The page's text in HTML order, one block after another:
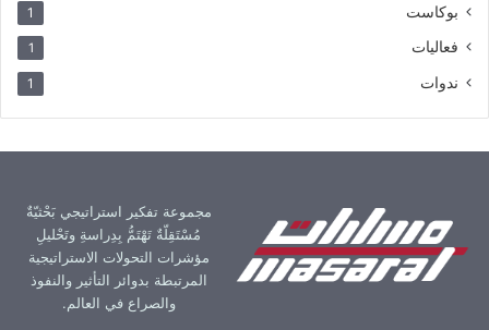
بوكاست 1
فعاليات 1
ندوات 1
مجموعة تفكير استراتيجي بَحْثيّةٌ
مُسْتَقِلّةٌ تَهْتَمُّ بِدِراسةِ وتَحْليلِ
مؤشرات التحولات الاستراتيجية
المرتبطة بدوائر التأثير والنفوذ
والصراع في العالم.